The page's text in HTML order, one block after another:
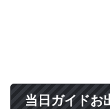
当日ガイドお